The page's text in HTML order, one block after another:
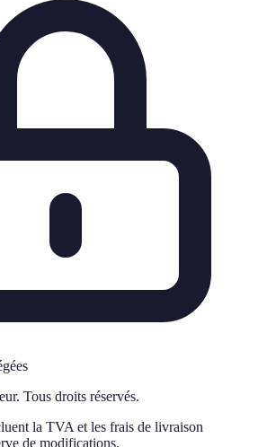
Tous droits réservés.
la TVA et les frais de livraison
de modifications.